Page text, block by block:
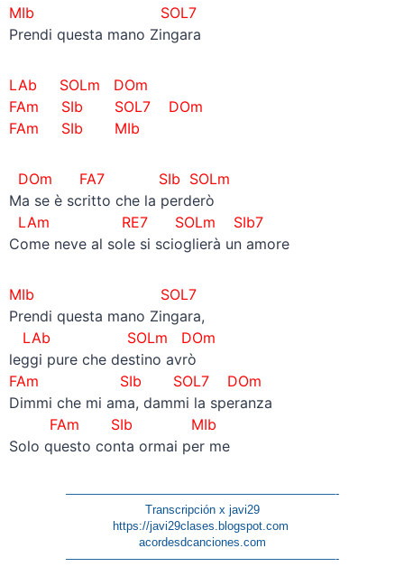
MIb SOL7
Prendi questa mano Zingara
LAb SOLm DOm
FAm SIb SOL7 DOm
FAm SIb MIb
DOm FA7 SIb SOLm
Ma se è scritto che la perderò
LAm RE7 SOLm SIb7
Come neve al sole si scioglierà un amore
MIb SOL7
Prendi questa mano Zingara,
LAb SOLm DOm
leggi pure che destino avrò
FAm SIb SOL7 DOm
Dimmi che mi ama, dammi la speranza
FAm SIb MIb
Solo questo conta ormai per me
———————————————————————-
Transcripción x javi29
https://javi29clases.blogspot.com
acordesdcanciones.com
———————————————————————-